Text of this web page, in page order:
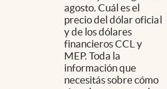
agosto. Cuál es el
precio del dólar oficial
y de los dólares
financieros CCL y
MEP. Toda la
información que
necesitás sobre cómo